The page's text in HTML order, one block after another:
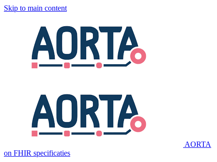
Skip to main content
AORTA
on FHIR specificaties